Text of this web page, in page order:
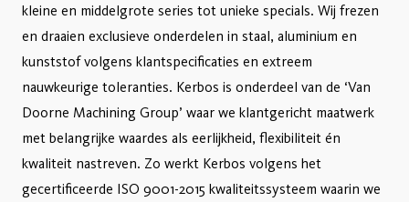
kleine en middelgrote series tot unieke specials. Wij frezen
en draaien exclusieve onderdelen in staal, aluminium en
kunststof volgens klantspecificaties en extreem
nauwkeurige toleranties. Kerbos is onderdeel van de ‘Van
Doorne Machining Group’ waar we klantgericht maatwerk
met belangrijke waardes als eerlijkheid, flexibiliteit én
kwaliteit nastreven. Zo werkt Kerbos volgens het
gecertificeerde ISO 9001-2015 kwaliteitssysteem waarin we